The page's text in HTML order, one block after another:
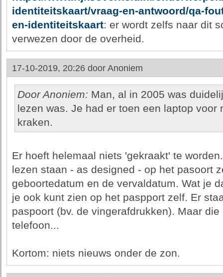
identiteitskaart/vraag-en-antwoord/qa-
en-identiteitskaart: er wordt zelfs naar dit
verwezen door de overheid.
17-10-2019, 20:26 door Anoniem
Door Anoniem: Man, al in 2005 was
lezen was. Je had er toen een laptop voor
kraken.
Er hoeft helemaal niets 'gekraakt' te
lezen staan - as designed - op het pasoort
geboortedatum en de vervaldatum. Wat je
je ook kunt zien op het paspport zelf. Er
paspoort (bv. de vingerafdrukken). Maar
telefoon...
Kortom: niets nieuws onder de zon.